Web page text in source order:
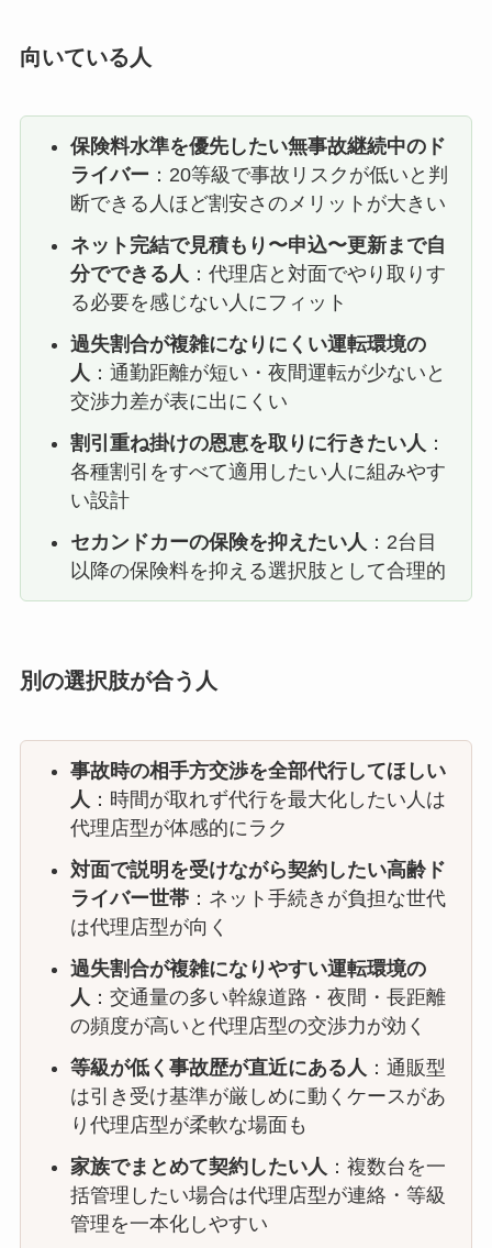
向いている人
保険料水準を優先したい無事故継続中のド
ライバー ：20等級で事故リスクが低いと判
断できる人ほど割安さのメリットが大きい
ネット完結で見積もり〜申込〜更新まで自
分でできる人 ：代理店と対面でやり取りす
る必要を感じない人にフィット
過失割合が複雑になりにくい運転環境の
人 ：通勤距離が短い・夜間運転が少ないと
交渉力差が表に出にくい
割引重ね掛けの恩恵を取りに行きたい人 ：
各種割引をすべて適用したい人に組みやす
い設計
セカンドカーの保険を抑えたい人 ：2台目
以降の保険料を抑える選択肢として合理的
別の選択肢が合う人
事故時の相手方交渉を全部代行してほしい
人 ：時間が取れず代行を最大化したい人は
代理店型が体感的にラク
対面で説明を受けながら契約したい高齢ド
ライバー世帯：ネット手続きが負担な世代
は代理店型が向く
過失割合が複雑になりやすい運転環境の
人 ：交通量の多い幹線道路・夜間・長距離
の頻度が高いと代理店型の交渉力が効く
等級が低く事故歴が直近にある人 ：通販型
は引き受け基準が厳しめに動くケースがあ
り代理店型が柔軟な場面も
家族でまとめて契約したい人 ：複数台を一
括管理したい場合は代理店型が連絡・等級
管理を一本化しやすい